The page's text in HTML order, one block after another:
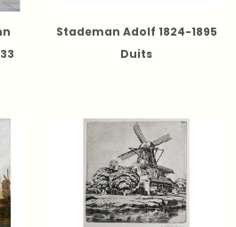
Stademan Adolf 1824-1895
Duits